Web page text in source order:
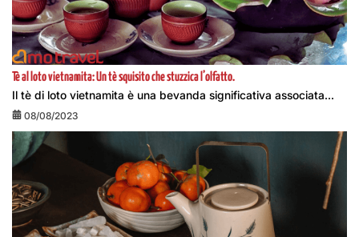
Tè al loto vietnamita: Un tè squisito che stuzzica l’olfatto.
Il tè di loto vietnamita è una bevanda significativa associata...
08/08/2023